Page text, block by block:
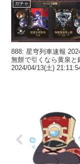
ガチャ
888: 星穹列車速報
無餅で引くなら黄泉
2024/04/13(土)